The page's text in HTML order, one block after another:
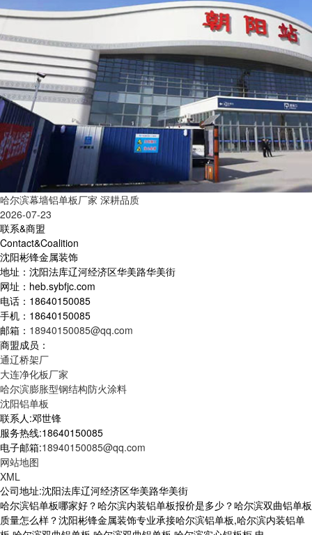
哈尔滨幕墙铝单板厂家 深耕品质
2026-07-23
联系&商盟
Contact&Coalition
沈阳彬锋金属装饰
地址：沈阳法库辽河经济区华美路华美街
网址：heb.sybfjc.com
电话：18640150085
手机：18640150085
邮箱： 18940150085@qq.com
商盟成员：
通辽桥架厂
大连净化板厂家
哈尔滨膨胀型钢结构防火涂料
沈阳铝单板
联系人:邓世锋
服务热线:18640150085
电子邮箱:18940150085@qq.com
网站地图
XML
公司地址:沈阳法库辽河经济区华美路华美街
哈尔滨铝单板哪家好？哈尔滨内装铝单板报价是多少？哈尔滨双曲铝单板
质量怎么样？沈阳彬锋金属装饰专业承接哈尔滨铝单板,哈尔滨内装铝单